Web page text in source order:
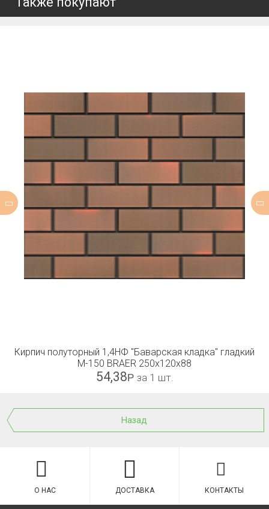
Кирпич полуторный 1,4НФ "Баварская кладка" гладкий
М-150 BRAER 250x120x88
54,38Р за 1 шт.
Назад
О НАС ДОСТАВКА КОНТАКТЫ